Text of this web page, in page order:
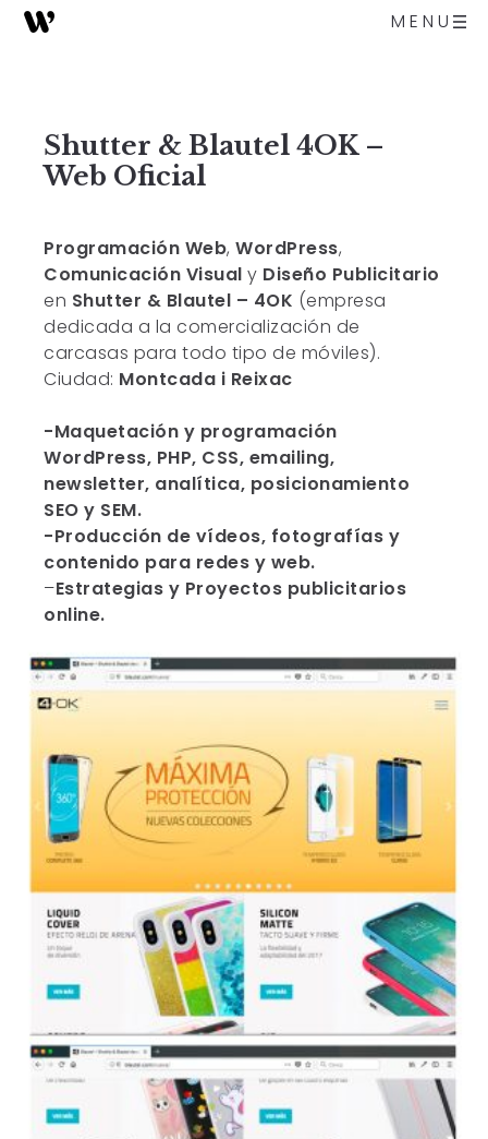
MENU
Shutter & Blautel 4OK –
Web Oficial
Programación Web, WordPress,
Comunicación Visual y Diseño Publicitario
en Shutter & Blautel – 4OK (empresa
dedicada a la comercialización de
carcasas para todo tipo de móviles).
Ciudad: Montcada i Reixac
-Maquetación y programación
WordPress, PHP, CSS, emailing,
newsletter, analítica, posicionamiento
SEO y SEM.
-Producción de vídeos, fotografías y
contenido para redes y web.
–Estrategias y Proyectos publicitarios
online.